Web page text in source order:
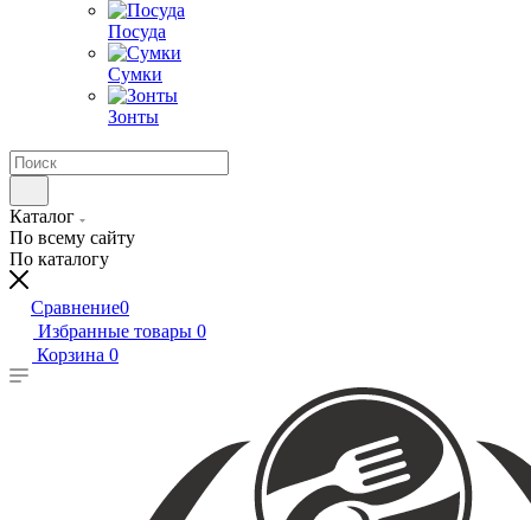
Посуда
Сумки
Зонты
Каталог
По всему сайту
По каталогу
Сравнение0
Избранные товары 0
Корзина 0